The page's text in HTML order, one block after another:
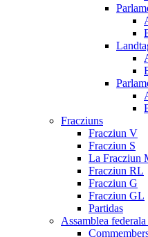
Fracziuns
Fracziun V
Fracziun S
La Fracziun
Fracziun RL
Fracziun G
Fracziun GL
Partidas
Assamblea